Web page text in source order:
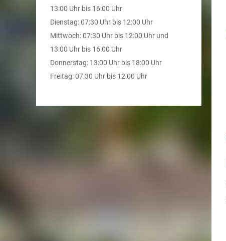
13:00 Uhr bis 16:00 Uhr
Dienstag: 07:30 Uhr bis 12:00 Uhr
Mittwoch: 07:30 Uhr bis 12:00 Uhr und
13:00 Uhr bis 16:00 Uhr
Donnerstag: 13:00 Uhr bis 18:00 Uhr
Freitag: 07:30 Uhr bis 12:00 Uhr